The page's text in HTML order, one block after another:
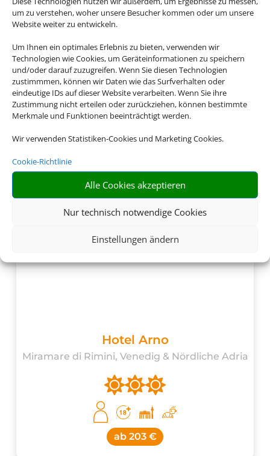
um zu verstehen, woher unsere Besucher kommen oder um unsere
Website weiter zu entwickeln.
Um Ihnen ein optimales Erlebnis zu bieten, verwenden wir
Technologien wie Cookies, um Geräteinformationen zu speichern
und/oder darauf zuzugreifen. Wenn Sie diesen Technologien
zustimmmen, können wir Daten wie das Surfverhalten oder
eindeutige IDs auf dieser Website verarbeiten. Wenn Sie ihre
Zustimmung nicht erteilen oder zurückziehen, können bestimmte
Merkmale und Funktionen beeinträchtigt werden.
Wir verwenden Statistiken-Cookies und Marketing Cookies.
Cookie-Richtlinie
Alle Cookies akzeptieren
Nur technisch notwendige Cookies
Einstellungen ändern
Buchen Sie jetzt ganz
entspannt Ihren
Italienurlaub
Hotel Arno
Miramare di Rimini, Venedig & Nördliche Adria
ab 203 €